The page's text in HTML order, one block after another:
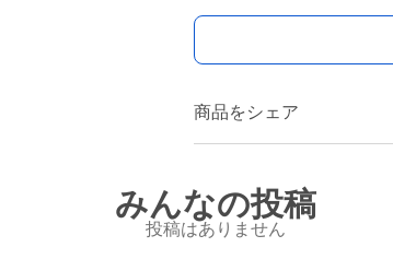
商品をシェア
みんなの投稿
投稿はありません